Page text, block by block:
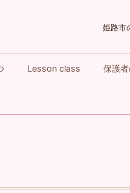
姫路市
Lesson class 保護